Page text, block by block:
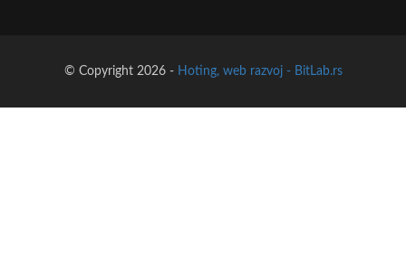
© Copyright 2026 - Hoting, web razvoj - BitLab.rs